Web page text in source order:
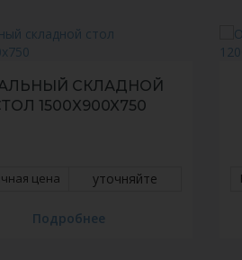
СКЛАДНОЙ
1200X800X750
цена уточняйте
Подробнее